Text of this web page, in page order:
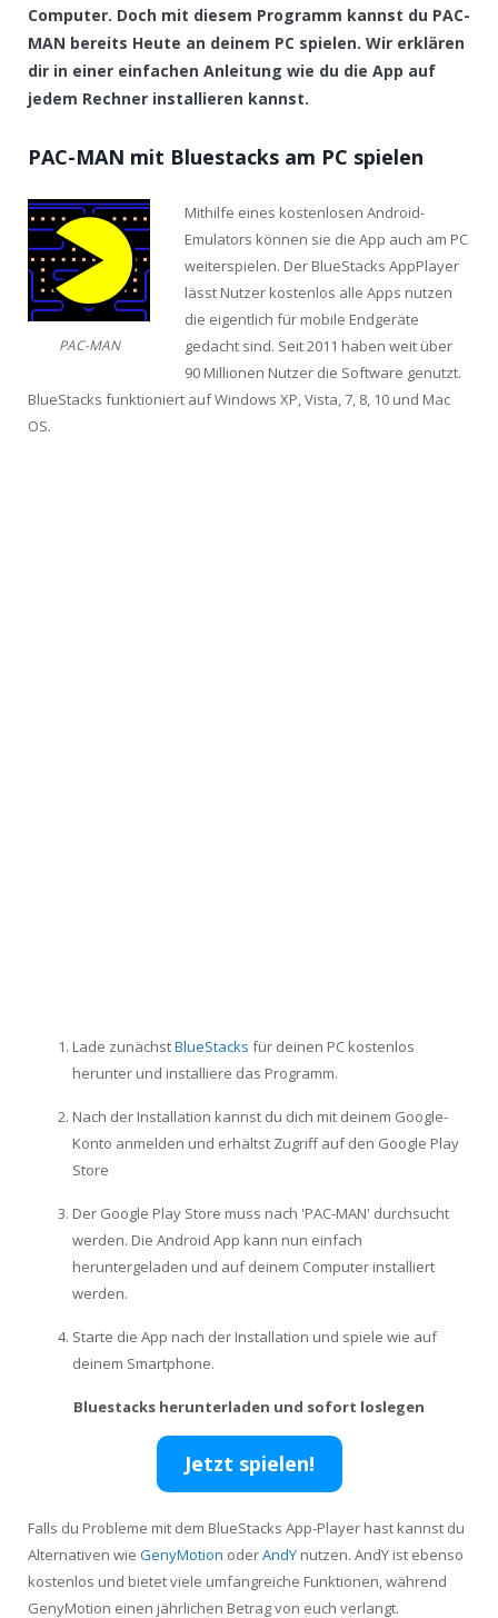
Computer. Doch mit diesem Programm kannst du PAC-
MAN bereits Heute an deinem PC spielen. Wir erklären
dir in einer einfachen Anleitung wie du die App auf
jedem Rechner installieren kannst.
PAC-MAN mit Bluestacks am PC spielen
PAC-MAN
Mithilfe eines kostenlosen Android-
Emulators können sie die App auch am PC
weiterspielen. Der BlueStacks AppPlayer
lässt Nutzer kostenlos alle Apps nutzen
die eigentlich für mobile Endgeräte
gedacht sind. Seit 2011 haben weit über
90 Millionen Nutzer die Software genutzt.
BlueStacks funktioniert auf Windows XP, Vista, 7, 8, 10 und Mac
OS.
Lade zunächstBlueStacks für deinen PC kostenlos
herunter und installiere das Programm.
Nach der Installation kannst du dich mit deinem Google-
Konto anmelden und erhältst Zugriff auf den Google Play
Store
Der Google Play Store muss nach 'PAC-MAN' durchsucht
werden. Die Android App kann nun einfach
heruntergeladen und auf deinem Computer installiert
werden.
Starte die App nach der Installation und spiele wie auf
deinem Smartphone.
Bluestacks herunterladen und sofort loslegen
Jetzt spielen!
Falls du Probleme mit dem BlueStacks App-Player hast kannst du
Alternativen wie GenyMotion oderAndY nutzen. AndY ist ebenso
kostenlos und bietet viele umfangreiche Funktionen, während
GenyMotion einen jährlichen Betrag von euch verlangt.